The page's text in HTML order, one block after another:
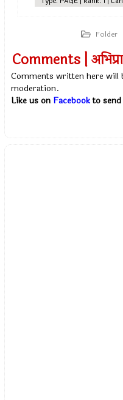
Folder
Comments |
Comments written here will
moderation.
Like us on Facebookto